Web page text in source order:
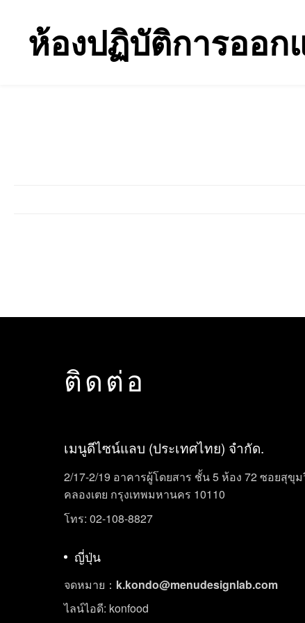
ห้องปฏิบัติการออก
ติดต่อ
เมนูดีไซน์แลบ (ประเทศไทย) จำกัด.
2/17-2/19 อาคารผู้โดยสาร ชั้น 5 ห้อง 72 ซอยสุ
คลองเตย กรุงเทพมหานคร 10110
โทร: 02-108-8827
ญี่ปุ่น
จดหมาย： k.kondo@menudesignlab.com
ไลน์ไอดี: konfood